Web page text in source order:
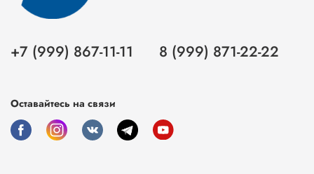
+7 (999) 867-11-11 8 (999) 871-22-22
Оставайтесь на связи